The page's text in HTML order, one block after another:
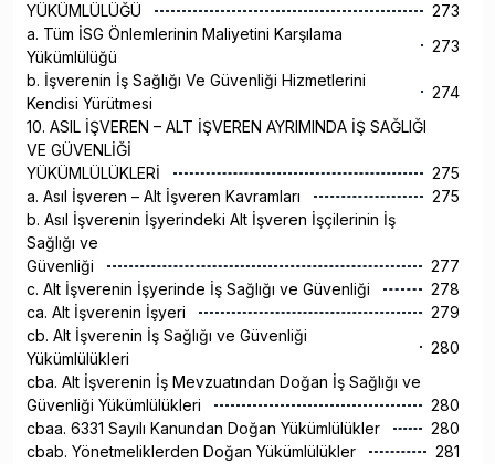
YÜKÜMLÜLÜĞÜ
273
a. Tüm İSG Önlemlerinin Maliyetini Karşılama
Yükümlülüğü
273
b. İşverenin İş Sağlığı Ve Güvenliği Hizmetlerini
Kendisi Yürütmesi
274
10. ASIL İŞVEREN – ALT İŞVEREN AYRIMINDA İŞ SAĞLIĞI
VE GÜVENLİĞİ
YÜKÜMLÜLÜKLERİ
275
a. Asıl İşveren – Alt İşveren Kavramları
275
b. Asıl İşverenin İşyerindeki Alt İşveren İşçilerinin İş
Sağlığı ve
Güvenliği
277
c. Alt İşverenin İşyerinde İş Sağlığı ve Güvenliği
278
ca. Alt İşverenin İşyeri
279
cb. Alt İşverenin İş Sağlığı ve Güvenliği
Yükümlülükleri
280
cba. Alt İşverenin İş Mevzuatından Doğan İş Sağlığı ve
Güvenliği Yükümlülükleri
280
cbaa. 6331 Sayılı Kanundan Doğan Yükümlülükler
280
cbab. Yönetmeliklerden Doğan Yükümlülükler
281